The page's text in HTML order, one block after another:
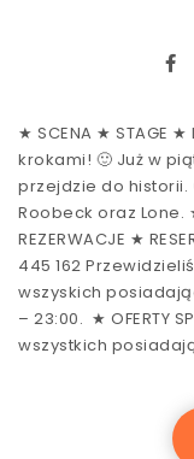
★ SCENA ★ STAGE
krokami! 🙂 Już w
przejdzie do historii.
Roobeck oraz Lone.
REZERWACJE ★
445 162
wszyskich
– 23:00. ★ OFERTY
wszystkich